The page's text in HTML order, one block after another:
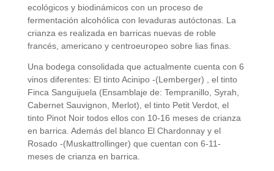
ecológicos y biodinámicos con un proceso de
fermentación alcohólica con levaduras autóctonas. La
crianza es realizada en barricas nuevas de roble
francés, americano y centroeuropeo sobre lias finas.
Una bodega consolidada que actualmente cuenta con 6
vinos diferentes: El tinto Acinipo -(Lemberger) , el tinto
Finca Sanguijuela (Ensamblaje de: Tempranillo, Syrah,
Cabernet Sauvignon, Merlot), el tinto Petit Verdot, el
tinto Pinot Noir todos ellos con 10-16 meses de crianza
en barrica. Además del blanco El Chardonnay y el
Rosado -(Muskattrollinger) que cuentan con 6-11-
meses de crianza en barrica.